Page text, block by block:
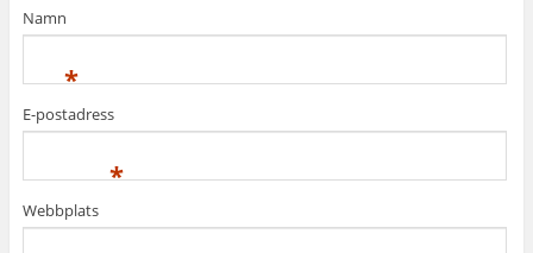
Namn
*
E-postadress
*
Webbplats